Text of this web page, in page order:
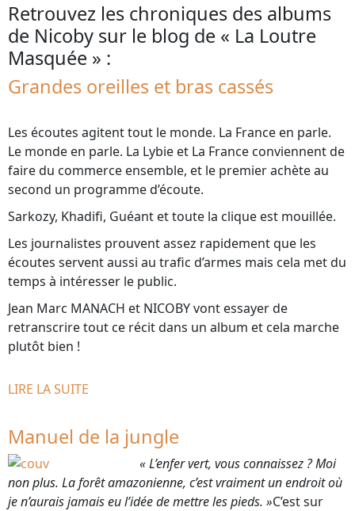
Retrouvez les chroniques des albums
de Nicoby sur le blog de « La Loutre
Masquée » :
Grandes oreilles et bras cassés
Les écoutes agitent tout le monde. La France en parle.
Le monde en parle. La Lybie et La France conviennent de
faire du commerce ensemble, et le premier achète au
second un programme d’écoute.
Sarkozy, Khadifi, Guéant et toute la clique est mouillée.
Les journalistes prouvent assez rapidement que les
écoutes servent aussi au trafic d’armes mais cela met du
temps à intéresser le public.
Jean Marc MANACH et NICOBY vont essayer de
retranscrire tout ce récit dans un album et cela marche
plutôt bien !
LIRE LA SUITE
Manuel de la jungle
« L’enfer vert, vous connaissez ? Moi
non plus. La forêt amazonienne, c’est vraiment un endroit où
je n’aurais jamais eu l’idée de mettre les pieds. »C’est sur